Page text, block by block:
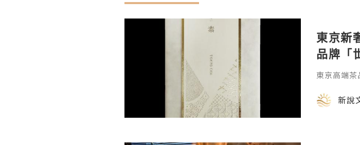
東京新
品牌「
東京高端
（星期三
晚宴
新說